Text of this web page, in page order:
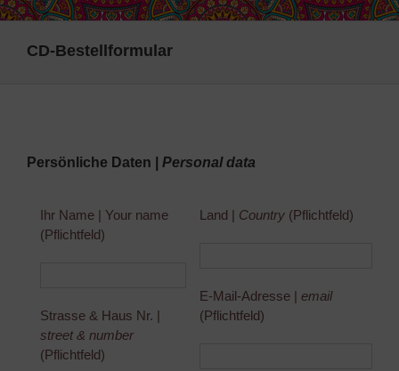
CD-Bestellformular
Persönliche Daten | Personal data
Ihr Name | Your name
(Pflichtfeld)
Strasse & Haus Nr. |
street & number
(Pflichtfeld)
Land | Country (Pflichtfeld)
Bitte lasse dieses Feld leer.
E-Mail-Adresse | email
(Pflichtfeld)